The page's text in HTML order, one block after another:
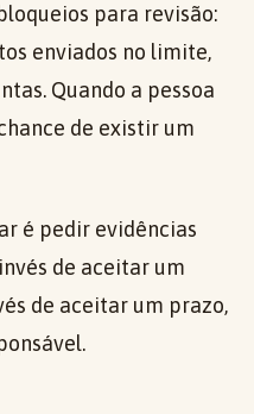
para revisão:
enviados no limite,
Quando a pessoa
de existir um
é pedir evidências
de aceitar um
de aceitar um prazo,